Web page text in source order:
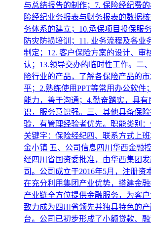
与总结报告的制作；7. 保险经纪费
险经纪业务报表与财务报表的数据
务体系的建立；10.承保项目投保服
防灾防损培训；11. 业务流程及各业
制定；12. 客户保险方案的设计、审
认；13.领导交办的临时性工作。二
险行业的产品，了解各保险产品的
平；2.熟练使用PPT等常用办公软件
能力，善于沟通；4.勤奋踏实，具有
识，服务意识强。三、其他具备保
验，有管理经验者优先。职能类别
关键字：保险经纪四、联系方式上
金小镇 五、公司信息四川华西金融
经四川省国资委批准，由华西集团
司。公司成立于2016年5月，注册资
在充分利用集团产业优势，搭建金
产业链全方位提供金融服务，为客
致力成为四川省领先并独具特色的
台。公司已初步形成了小额贷款、